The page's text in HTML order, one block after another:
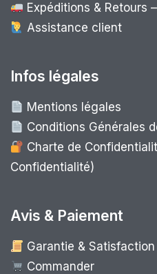
Expéditions & Retours
Assistance client
Infos légales
Mentions légales
Conditions Générales
Charte de
Confidentialité)
Avis & Paiement
Garantie & Satisfaction
Commander